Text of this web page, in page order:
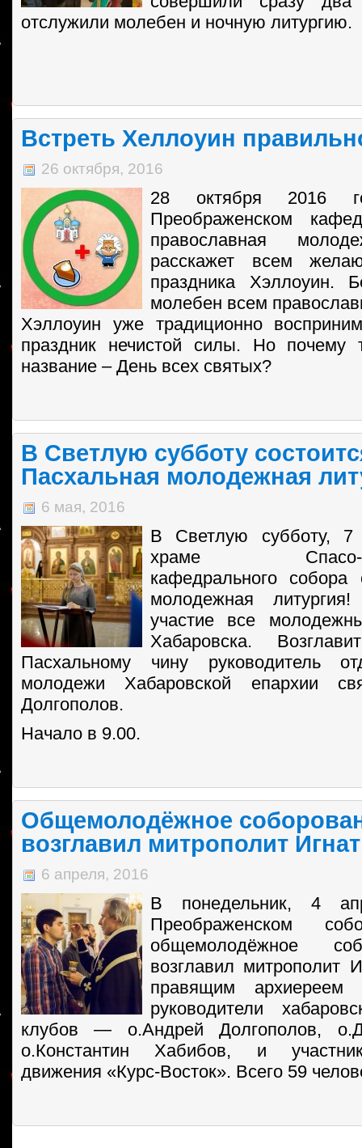
отслужили молебен и ночную литургию.
Встреть Хеллоуин
26 октября, 2016
28 октября 2016
Преображенском
православная
расскажет всем
праздника Хэллоуин.
молебен всем
Хэллоуин уже традиционно
праздник нечистой силы. Но почему
название – День всех святых?
В Светлую субботу
Пасхальная молодежная
6 мая, 2016
В Светлую субботу,
храме Спасо-
кафедрального собора
молодежная
участие все
Хабаровска.
Пасхальному чину руководитель
молодежи Хабаровской епархии
Долгополов.
Начало в 9.00.
Общемолодёжное
возглавил митрополит
6 апреля, 2016
В понедельник, 4
Преображенском
общемолодёжное
возглавил митрополит
правящим архиереем
руководители
клубов — о.Андрей Долгополов,
о.Константин Хабибов, и
движения «Курс-Восток». Всего 59